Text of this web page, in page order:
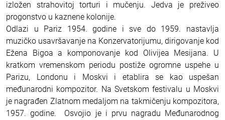
izložen strahovitoj torturi i mučenju. Jedva je preživeo
progonstvo u kaznene kolonije.
Odlazi u Pariz 1954. godine i sve do 1959. nastavlja
muzičko usavršavanje na Konzervatorijumu, dirigovanje kod
Ežena Bigoa a komponovanje kod Olivijea Mesijana. U
kratkom vremenskom periodu postiže ogromne uspehe u
Parizu, Londonu i Moskvi i etablira se kao uspešan
međunarodni kompozitor. Na Svetskom festivalu u Moskvi
je nagrađen Zlatnom medaljom na takmičenju kompozitora,
1957. godine. Osvojio je i prvu nagradu Međunarodnog